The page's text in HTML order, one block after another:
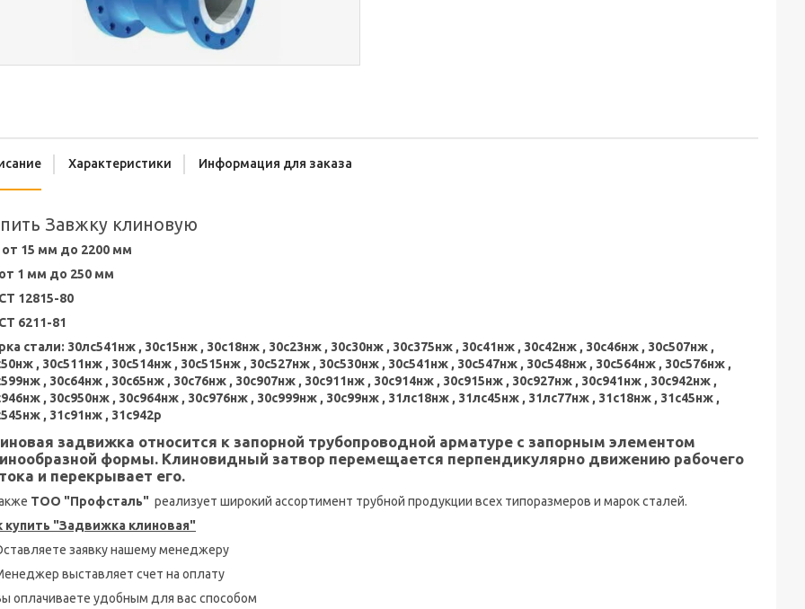
Характеристики Информация для заказа
Завжку клиновую
15 мм до 2200 мм
1 мм до 250 мм
12815-80
6211-81
стали: 30лс541нж , 30с15нж , 30с18нж , 30с23нж , 30с30нж , 30с375нж , 30с41нж , 30с42нж , 30с46нж , 30с507нж ,
, 30с511нж , 30с514нж , 30с515нж , 30с527нж , 30с530нж , 30с541нж , 30с547нж , 30с548нж , 30с564нж , 30с576нж ,
, 30с64нж , 30с65нж , 30с76нж , 30с907нж , 30с911нж , 30с914нж , 30с915нж , 30с927нж , 30с941нж , 30с942нж ,
, 30с950нж , 30с964нж , 30с976нж , 30с999нж , 30с99нж , 31лс18нж , 31лс45нж , 31лс77нж , 31с18нж , 31с45нж ,
, 31с91нж , 31с942р
задвижка относится к запорной трубопроводной арматуре с запорным элементом
формы. Клиновидный затвор перемещается перпендикулярно движению рабочего
и перекрывает его.
ТОО "Профсталь" реализует широкий ассортимент трубной продукции всех типоразмеров и марок сталей.
купить "Задвижка клиновая"
заявку нашему менеджеру
выставляет счет на оплату
оплачиваете удобным для вас способом